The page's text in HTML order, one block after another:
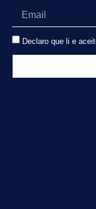
Declaro que li e